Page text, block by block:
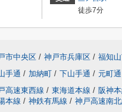
徒歩7分
市中央区 / 神戸市兵庫区 / 福知
手通 / 加納町 / 下山手通 / 元町通
高速東西線 / 東海道本線 / 阪神
本線 / 神鉄有馬線 / 神戸高速南